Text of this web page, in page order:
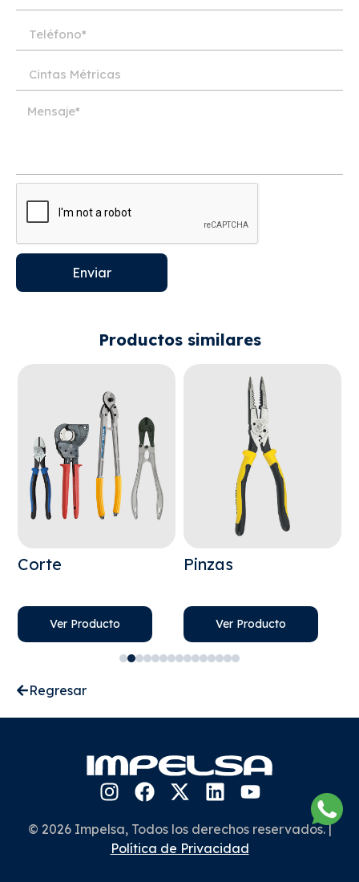
Enviar
Productos similares
Corte
Ver Producto
Pinzas
Ver Producto
Regresar
© 2026 Impelsa, Todos los derechos reservados. |
Política de Privacidad